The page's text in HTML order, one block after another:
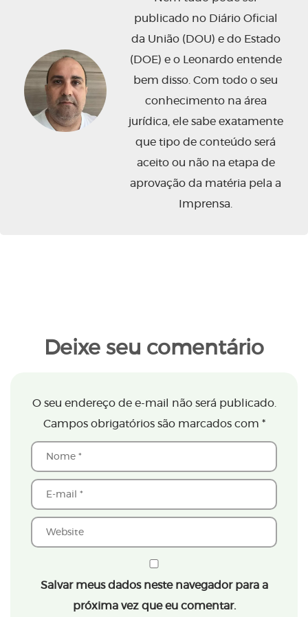
publicado no Diário Oficial
da União (DOU) e do Estado
(DOE) e o Leonardo entende
bem disso. Com todo o seu
conhecimento na área
jurídica, ele sabe exatamente
que tipo de conteúdo será
aceito ou não na etapa de
aprovação da matéria pela a
Imprensa.
Deixe seu comentário
O seu endereço de e-mail não será publicado.
Campos obrigatórios são marcados com *
Salvar meus dados neste navegador para a
próxima vez que eu comentar.